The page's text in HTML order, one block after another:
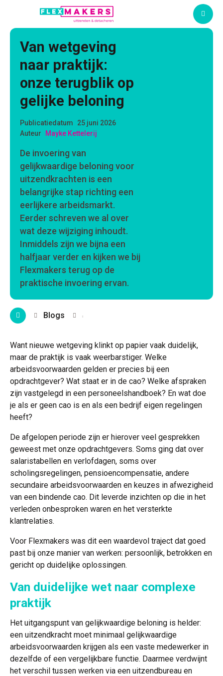
Van wetgeving
naar praktijk:
onze terugblik op
gelijke beloning
Publicatiedatum
25 juni 2026
Auteur
Mayke Kettelerij
De invoering van
gelijkwaardige beloning voor
uitzendkrachten is een
belangrijke stap richting een
eerlijkere arbeidsmarkt.
Eerder schreven we al over
wat deze wijziging inhoudt.
Inmiddels zijn we bijna een
halfjaar verder en kijken we bij
Flexmakers terug op de
praktische invoering ervan.
Blogs
Want nieuwe wetgeving klinkt op papier vaak duidelijk,
maar de praktijk is vaak weerbarstiger. Welke
arbeidsvoorwaarden gelden er precies bij een
opdrachtgever? Wat staat er in de cao? Welke afspraken
zijn vastgelegd in een personeelshandboek? En wat doe
je als er geen cao is en als een bedrijf eigen regelingen
heeft?
De afgelopen periode zijn er hierover veel gesprekken
geweest met onze opdrachtgevers. Soms ging dat over
salaristabellen en verlofdagen, soms over
scholingsregelingen, pensioencompensatie, andere
secundaire arbeidsvoorwaarden en keuzes in afwezigheid
van een bindende cao. Dit leverde inzichten op die in het
verleden onbesproken waren en het versterkte
klantrelaties.
Voor Flexmakers was dit een waardevol traject dat goed
past bij onze manier van werken: persoonlijk, betrokken en
gericht op duidelijke oplossingen.
Van duidelijke wet naar complexe
praktijk
Het uitgangspunt van gelijkwaardige beloning is helder:
een uitzendkracht moet minimaal gelijkwaardige
arbeidsvoorwaarden krijgen als een vaste medewerker in
dezelfde of een vergelijkbare functie. Daarmee verdwijnt
het verschil tussen werken via een uitzendbureau en